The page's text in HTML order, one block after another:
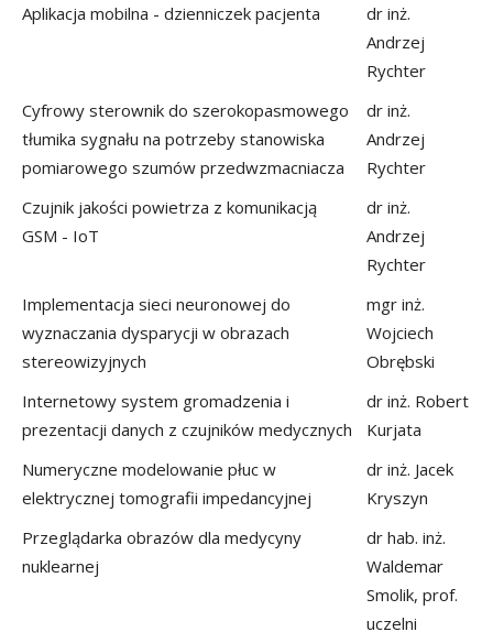
Aplikacja mobilna - dzienniczek pacjenta
dr inż.
Andrzej
Rychter
Cyfrowy sterownik do szerokopasmowego
tłumika sygnału na potrzeby stanowiska
pomiarowego szumów przedwzmacniacza
dr inż.
Andrzej
Rychter
Czujnik jakości powietrza z komunikacją
GSM - IoT
dr inż.
Andrzej
Rychter
Implementacja sieci neuronowej do
wyznaczania dysparycji w obrazach
stereowizyjnych
mgr inż.
Wojciech
Obrębski
Internetowy system gromadzenia i
prezentacji danych z czujników medycznych
dr inż. Robert
Kurjata
Numeryczne modelowanie płuc w
elektrycznej tomografii impedancyjnej
dr inż. Jacek
Kryszyn
Przeglądarka obrazów dla medycyny
nuklearnej
dr hab. inż.
Waldemar
Smolik, prof.
uczelni